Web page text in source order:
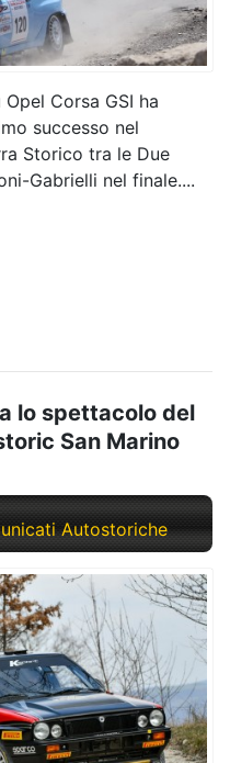
Corsa GSI ha
successo nel
Storico tra le Due
Gabrielli nel finale....
lo spettacolo del
San Marino
Autostoriche